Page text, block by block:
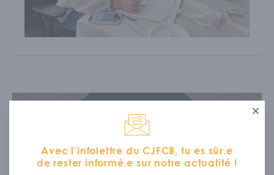
PAGE INSTAGRAM 18+ DU CJFCB
Avec l'infolettre du CJFCB, tu es sûr.e
de rester informé.e sur notre actualité !